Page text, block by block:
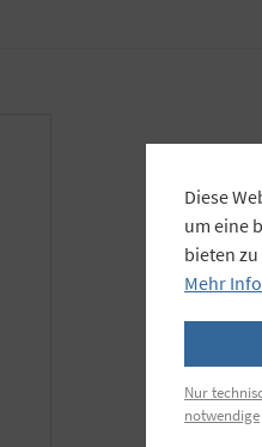
Diese
um eine
bieten
Mehr
Nur
notwendige